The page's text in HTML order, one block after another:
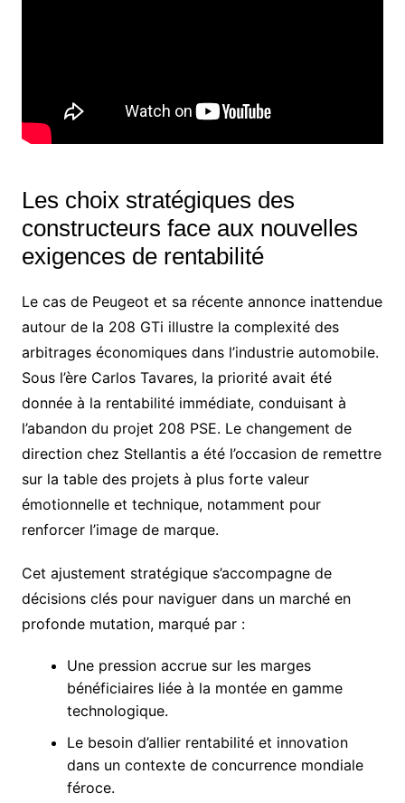
Les choix stratégiques des
constructeurs face aux nouvelles
exigences de rentabilité
Le cas de Peugeot et sa récente annonce inattendue
autour de la 208 GTi illustre la complexité des
arbitrages économiques dans l’industrie automobile.
Sous l’ère Carlos Tavares, la priorité avait été
donnée à la rentabilité immédiate, conduisant à
l’abandon du projet 208 PSE. Le changement de
direction chez Stellantis a été l’occasion de remettre
sur la table des projets à plus forte valeur
émotionnelle et technique, notamment pour
renforcer l’image de marque.
Cet ajustement stratégique s’accompagne de
décisions clés pour naviguer dans un marché en
profonde mutation, marqué par :
Une pression accrue sur les marges
bénéficiaires liée à la montée en gamme
technologique.
Le besoin d’allier rentabilité et innovation
dans un contexte de concurrence mondiale
féroce.